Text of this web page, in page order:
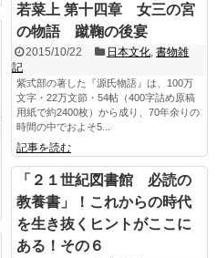
若菜上 第十四章 女三の宮
の物語 蹴鞠の後宴
2015/10/22 日本文化 ,書物雑
記
紫式部の著した『源氏物語』は、100万
文字・22万文節・54帖（400字詰め原稿
用紙で約2400枚）から成り、70年余りの
時間の中でおよそ5...
記事を読む
「２１世紀図書館 必読の
教養書」！これからの時代
を生き抜くヒントがここに
ある！その６